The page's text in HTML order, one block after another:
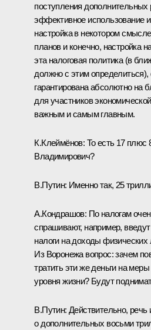
поступления дополнительных
эффективное использование
настройка в некотором
планов и конечно, настройка
эта налоговая политика (в
должно с этим
гарантирована абсолютно на
для участников
важным и самым главным.
К.Клеймёнов: То есть 17 плюс
Владимирович?
В.Путин: Именно так, 25
А.Кондрашов: По налогам
спрашивают, например,
налоги на доходы
Из Воронежа вопрос: зачем
тратить эти же деньги на
уровня жизни? Будут
В.Путин: Действительно, речь
о дополнительных восьми